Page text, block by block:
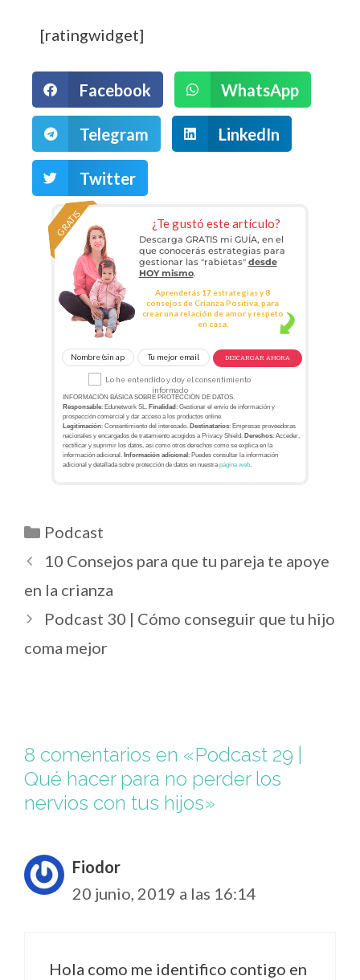
[ratingwidget]
Facebook WhatsApp
Telegram LinkedIn
Twitter
¿Te gustó este artículo?
GRATIS
Descarga GRATIS mi GUÍA, en el
que conocerás estrategias para
gestionar las "rabietas" desde
HOY mismo.
Aprenderás 17 estrategias y 8
consejos de Crianza Positiva, para
crear una relación de amor y respeto
en casa.
INFORMACIÓN BÁSICA SOBRE PROTECCIÓN DE DATOS.
Responsable: Edunetwork SL. Finalidad : Gestionar el envío de información y
prospección comercial y dar acceso a los productos online
Legitimación: Consentimiento del interesado. Destinatarios: Empresas proveedoras
nacionales y encargados de tratamiento acogidos a Privacy Shield. Derechos: Acceder,
rectificar y suprimir los datos, así como otros derechos como se explica en la
información adicional. Información adicional: Puedes consultar la información
adicional y detallada sobre protección de datos en nuestrapágina web.
Lo he entendido y doy el consentimiento
informado
DESCARGAR AHORA
Podcast
10 Consejos para que tu pareja te apoye
en la crianza
Podcast 30 | Cómo conseguir que tu hijo
coma mejor
8 comentarios en «Podcast 29 |
Qué hacer para no perder los
nervios con tus hijos»
Fiodor
20 junio, 2019 a las 16:14
Hola como me identifico contigo en